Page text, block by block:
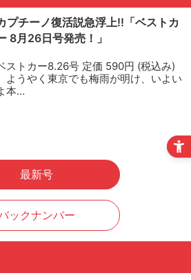
プチーノ復活説急浮上!!「ベストカ
8月26日号発売！」
ストカー8.26号 定価 590円 (税込み)
ようやく東京でも梅雨が明け、いよい
本…
最新号
ックナンバー